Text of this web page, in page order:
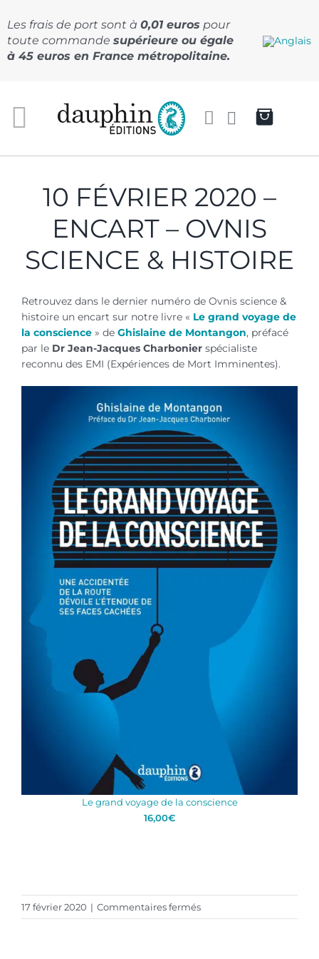
au
contenu
Les frais de port sont à 0,01 euros pour
toute commande supérieure ou égale
à 45 euros en France métropolitaine.
10 FÉVRIER 2020 –
ENCART – OVNIS
SCIENCE & HISTOIRE
Retrouvez dans le dernier numéro de Ovnis science &
histoire un encart sur notre livre « Le grand voyage de
la conscience » de Ghislaine de Montangon, préfacé
par le Dr Jean-Jacques Charbonier spécialiste
reconnu des EMI (Expériences de Mort Imminentes).
Le grand voyage de la conscience
16,00€
17 février 2020 | Commentaires ferméssur
10